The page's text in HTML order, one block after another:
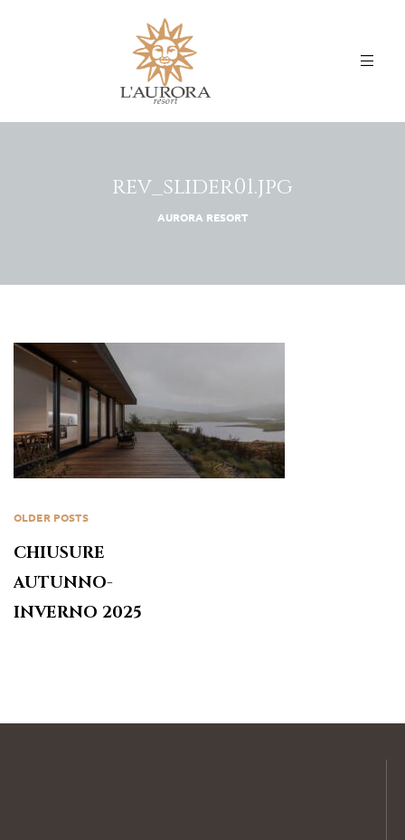
rev_slider01.jpg
AURORA RESORT
OLDER POSTS
CHIUSURE
AUTUNNO-
INVERNO 2025